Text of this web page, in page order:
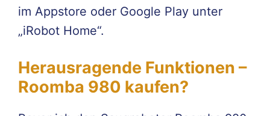
im Appstore oder Google Play unter
„iRobot Home“.
Herausragende Funktionen –
Roomba 980 kaufen?